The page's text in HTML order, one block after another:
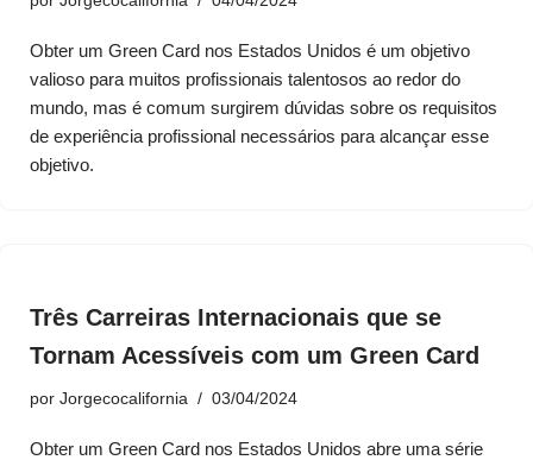
Obter um Green Card nos Estados Unidos é um objetivo
valioso para muitos profissionais talentosos ao redor do
mundo, mas é comum surgirem dúvidas sobre os requisitos
de experiência profissional necessários para alcançar esse
objetivo.
Três Carreiras Internacionais que se
Tornam Acessíveis com um Green Card
por Jorgecocalifornia 03/04/2024
Obter um Green Card nos Estados Unidos abre uma série